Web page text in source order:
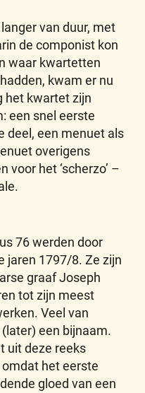
van duur, met
de componist kon
waar kwartetten
kwam er nu
het kwartet zijn
een snel eerste
deel, een menuet als
overigens
voor het ‘scherzo’ –
76 werden door
jaren 1797/8. Ze zijn
graaf Joseph
tot zijn meest
Veel van
een bijnaam.
uit deze reeks
het eerste
gloed van een